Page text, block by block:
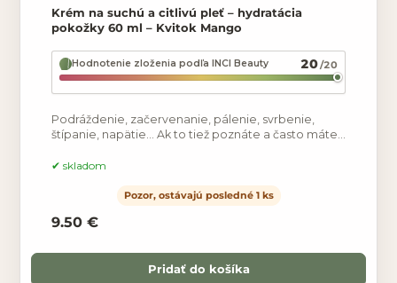
Krém na suchú a citlivú pleť – hydratácia
pokožky 60 ml – Kvitok Mango
Hodnotenie zloženia podľa INCI Beauty 20/20
Podráždenie, začervenanie, pálenie, svrbenie,
štípanie, napätie… Ak to tiež poznáte a často máte
eliminujte
skladom
Pozor, ostávajú posledné 1 ks
9.50 €
Pridať do košíka